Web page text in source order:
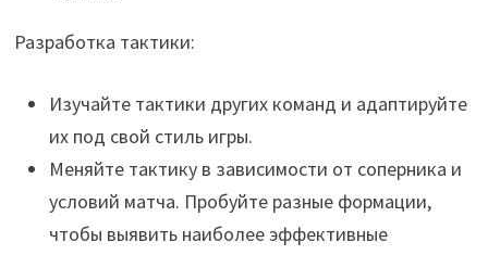
Разработка тактики:
Изучайте тактики других команд и адаптируйте
их под свой стиль игры.
Меняйте тактику в зависимости от соперника и
условий матча. Пробуйте разные формации,
чтобы выявить наиболее эффективные